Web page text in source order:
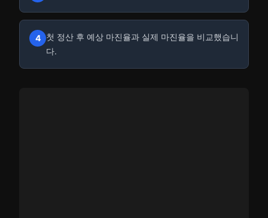
4
첫 정산 후 예상 마진율과 실제 마진율을 비교했습니
다.